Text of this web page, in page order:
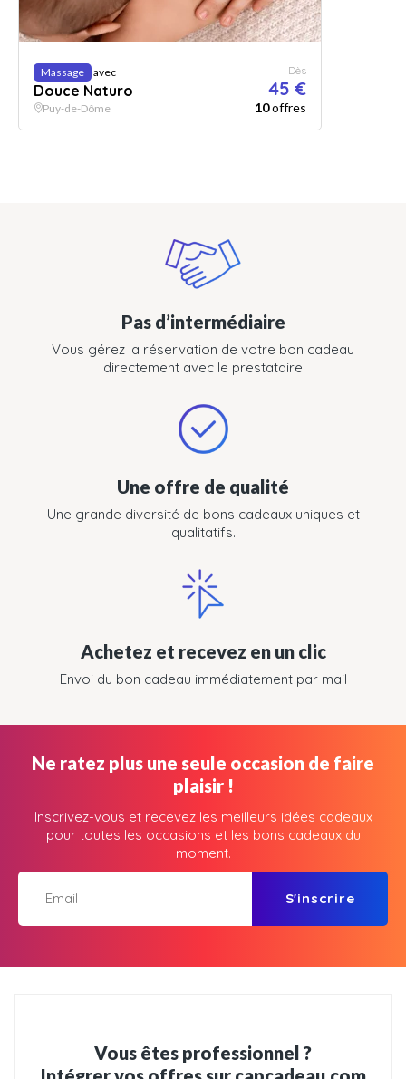
Massage avec
Douce Naturo
Dès
45 €
Puy-de-Dôme 10offres
Pas d’intermédiaire
Vous gérez la réservation de votre bon cadeau
directement avec le prestataire
Une offre de qualité
Une grande diversité de bons cadeaux uniques et
qualitatifs.
Achetez et recevez en un clic
Envoi du bon cadeau immédiatement par mail
Ne ratez plus une seule occasion de faire
plaisir !
Inscrivez-vous et recevez les meilleurs idées cadeaux
pour toutes les occasions et les bons cadeaux du
moment.
S'inscrire
Vous êtes professionnel ?